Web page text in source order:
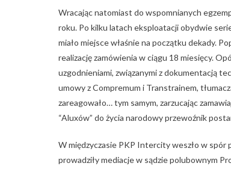
Wracając natomiast do wspomnianych
roku. Po kilku latach eksploatacji obydwie
miało miejsce właśnie na początku dekady.
realizację zamówienia w ciągu 18 miesięcy.
uzgodnieniami, związanymi z dokumentacją
umowy z Compremum i Transtrainem,
zareagowało… tym samym, zarzucając
“Aluxów” do życia narodowy przewoźnik
W międzyczasie PKP Intercity weszło w spór
prowadziły mediacje w sądzie polubownym